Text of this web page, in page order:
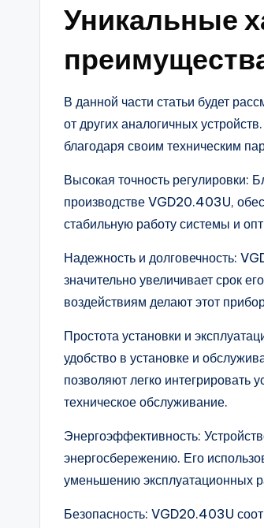
Уникальные
В данной части статьи будет
от других аналогичных
благодаря своим техническим
Высокая точность регулировки:
производстве VGD20.403U,
стабильную работу системы и
Надежность и долговечность:
значительно увеличивает срок
воздействиям делают этот
Простота установки и
удобство в установке и
позволяют легко интегрировать
техническое обслуживание.
Энергоэффективность:
энергосбережению. Его
уменьшению эксплуатационных
Безопасность: VGD20.403U